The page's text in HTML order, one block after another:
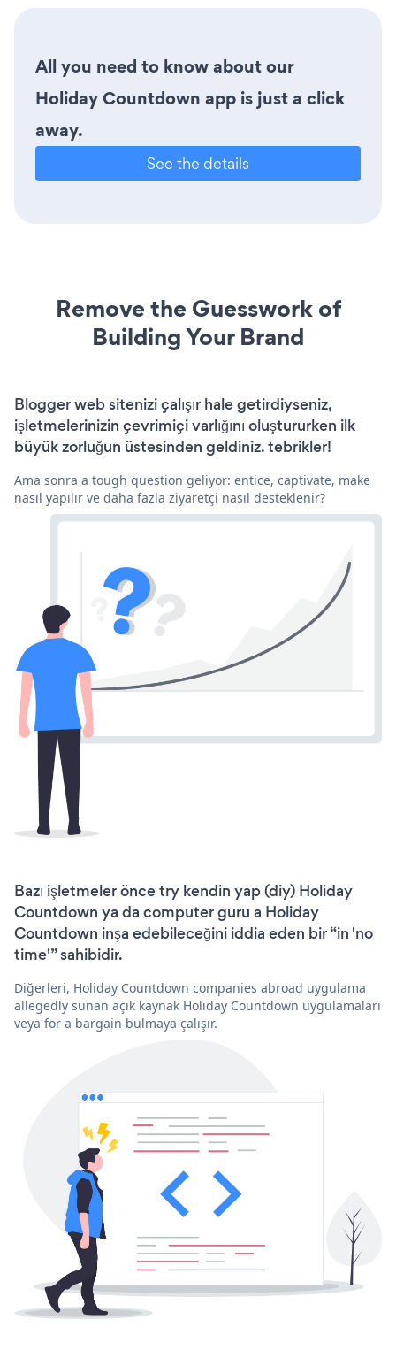
All you need to know about our
Holiday Countdown app is just a click
away.
See the details
Remove the Guesswork of
Building Your Brand
Blogger web sitenizi çalışır hale getirdiyseniz,
işletmelerinizin çevrimiçi varlığını oluştururken ilk
büyük zorluğun üstesinden geldiniz. tebrikler!
Ama sonra a tough question geliyor: entice, captivate, make
nasıl yapılır ve daha fazla ziyaretçi nasıl desteklenir?
Bazı işletmeler önce try kendin yap (diy) Holiday
Countdown ya da computer guru a Holiday
Countdown inşa edebileceğini iddia eden bir “in 'no
time'” sahibidir.
Diğerleri, Holiday Countdown companies abroad uygulama
allegedly sunan açık kaynak Holiday Countdown uygulamaları
veya for a bargain bulmaya çalışır.